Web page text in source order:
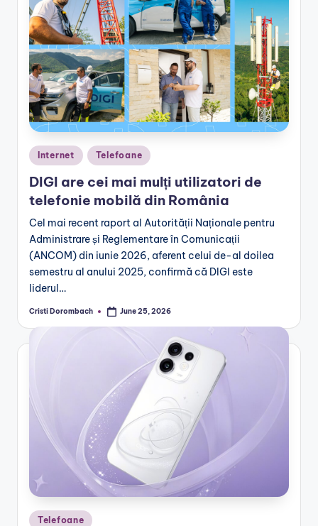
Posted
in
Internet Telefoane
DIGI are cei mai mulți utilizatori de
telefonie mobilă din România
Cel mai recent raport al Autorității Naționale pentru
Administrare și Reglementare în Comunicații
(ANCOM) din iunie 2026, aferent celui de-al doilea
semestru al anului 2025, confirmă că DIGI este
liderul…
Posted
Cristi Dorombach June 25, 2026
Posted
Telefoane